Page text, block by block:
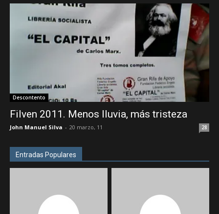
Descontento
Filven 2011. Menos lluvia, más tristeza
John Manuel Silva - 20 marzo, 11 28
Entradas Populares